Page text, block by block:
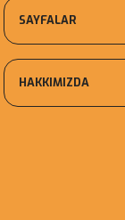
SAYFALAR
HAKKIMIZDA